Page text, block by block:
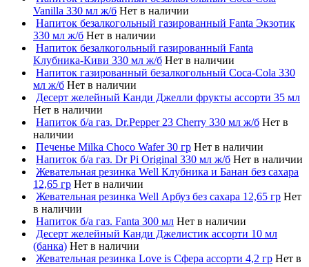
Vanilla 330 мл ж/б Нет в наличии
Напиток безалкогольный газированный Fanta Экзотик
330 мл ж/б Нет в наличии
Напиток безалкогольный газированный Fanta
Клубника-Киви 330 мл ж/б Нет в наличии
Напиток газированный безалкогольный Coca-Cola 330
мл ж/б Нет в наличии
Десерт желейный Канди Джелли фрукты ассорти 35 мл
Нет в наличии
Напиток б/а газ. Dr.Pepper 23 Cherry 330 мл ж/б Нет в
наличии
Печенье Milka Choco Wafer 30 гр Нет в наличии
Напиток б/а газ. Dr Pi Original 330 мл ж/б Нет в наличии
Жевательная резинка Well Клубника и Банан без сахара
12,65 гр Нет в наличии
Жевательная резинка Well Арбуз без сахара 12,65 гр Нет
в наличии
Напиток б/а газ. Fanta 300 мл Нет в наличии
Десерт желейный Канди Джелистик ассорти 10 мл
(банка) Нет в наличии
Жевательная резинка Love is Сфера ассорти 4,2 гр Нет в